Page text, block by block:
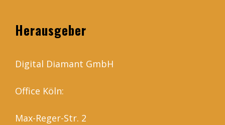
Herausgeber
Digital Diamant GmbH
Office Köln:
Max-Reger-Str. 2